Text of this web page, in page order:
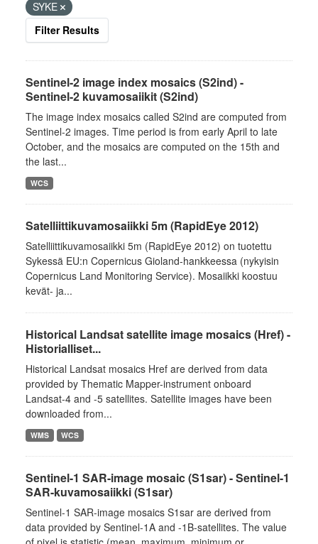
SYKE
Filter Results
Sentinel-2 image index mosaics (S2ind) -
Sentinel-2 kuvamosaiikit (S2ind)
The image index mosaics called S2ind are computed from
Sentinel-2 images. Time period is from early April to late
October, and the mosaics are computed on the 15th and
the last...
WCS
Satelliittikuvamosaiikki 5m (RapidEye 2012)
Satelliittikuvamosaiikki 5m (RapidEye 2012) on tuotettu
Sykessä EU:n Copernicus Gioland-hankkeessa (nykyisin
Copernicus Land Monitoring Service). Mosaiikki koostuu
kevät- ja...
Historical Landsat satellite image mosaics (Href) -
Historialliset...
Historical Landsat mosaics Href are derived from data
provided by Thematic Mapper-instrument onboard
Landsat-4 and -5 satellites. Satellite images have been
downloaded from...
WMS WCS
Sentinel-1 SAR-image mosaic (S1sar) - Sentinel-1
SAR-kuvamosaiikki (S1sar)
Sentinel-1 SAR-image mosaics S1sar are derived from
data provided by Sentinel-1A and -1B-satellites. The value